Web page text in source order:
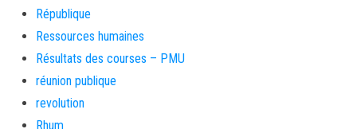
République
Ressources humaines
Résultats des courses – PMU
réunion publique
revolution
Rhum